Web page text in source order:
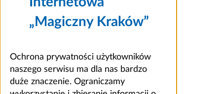
„Magiczny Kraków”
Ochrona prywatności użytkowników
naszego serwisu ma dla nas bardzo
duże znaczenie. Ograniczamy